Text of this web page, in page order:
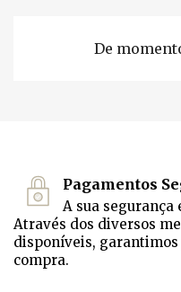
De
Pagamentos
A sua
Através dos diversos
disponíveis,
compra.